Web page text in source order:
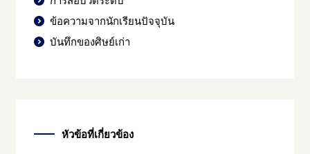
ข้อความจากนักเรียนปัจจุบัน
บันทึกของศิษย์เก่า
หัวข้อที่เกี่ยวข้อง